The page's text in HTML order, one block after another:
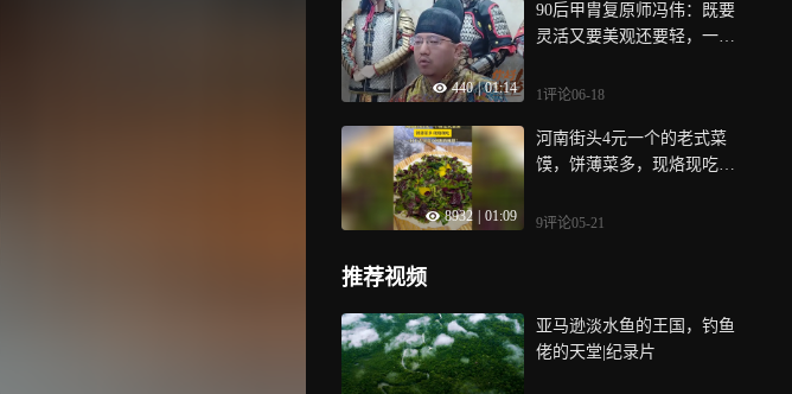
440 | 01:14
90后甲胄复原师冯伟：既要
灵活又要美观还要轻，一套
1评论06-18
8932 01:09
河南街头4元一个的老式菜
馍，饼薄菜多，现烙现吃，
道！
9评论05-21
推荐视频
亚马逊淡水鱼的王国，钓鱼
佬的天堂|纪录片